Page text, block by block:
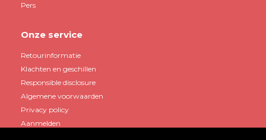
Pers
Onze service
Retourinformatie
Klachten en geschillen
Responsible disclosure
Algemene voorwaarden
Privacy policy
Aanmelden